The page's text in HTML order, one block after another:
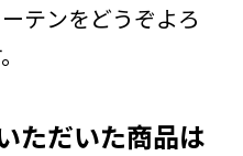
テンをどうぞよろ
ただいた商品は